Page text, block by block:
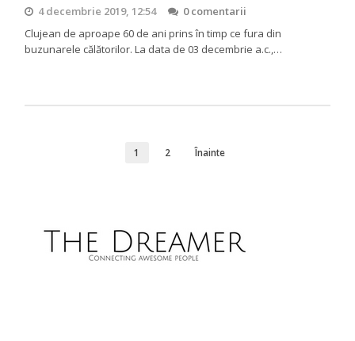
4 decembrie 2019, 12:54
0 comentarii
Clujean de aproape 60 de ani prins în timp ce fura din
buzunarele călătorilor. La data de 03 decembrie a.c.,…
1 2 Înainte